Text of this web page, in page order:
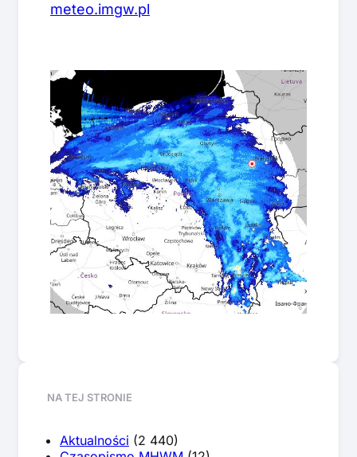
meteo.imgw.pl
NA TEJ STRONIE
Aktualności (2 440)